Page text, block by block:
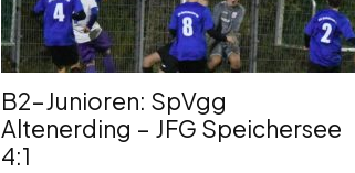
B2-Junioren: SpVgg
Altenerding – JFG Speichersee
4:1